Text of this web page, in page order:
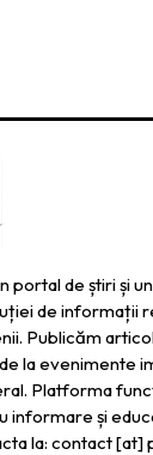
portal de știri și
de informații
Publicăm
la evenimente
Platforma
informare și
la: contact [at]